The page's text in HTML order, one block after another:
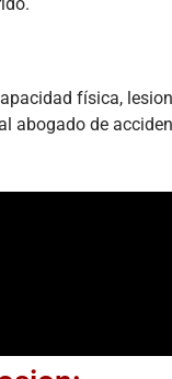
física,
abogado de